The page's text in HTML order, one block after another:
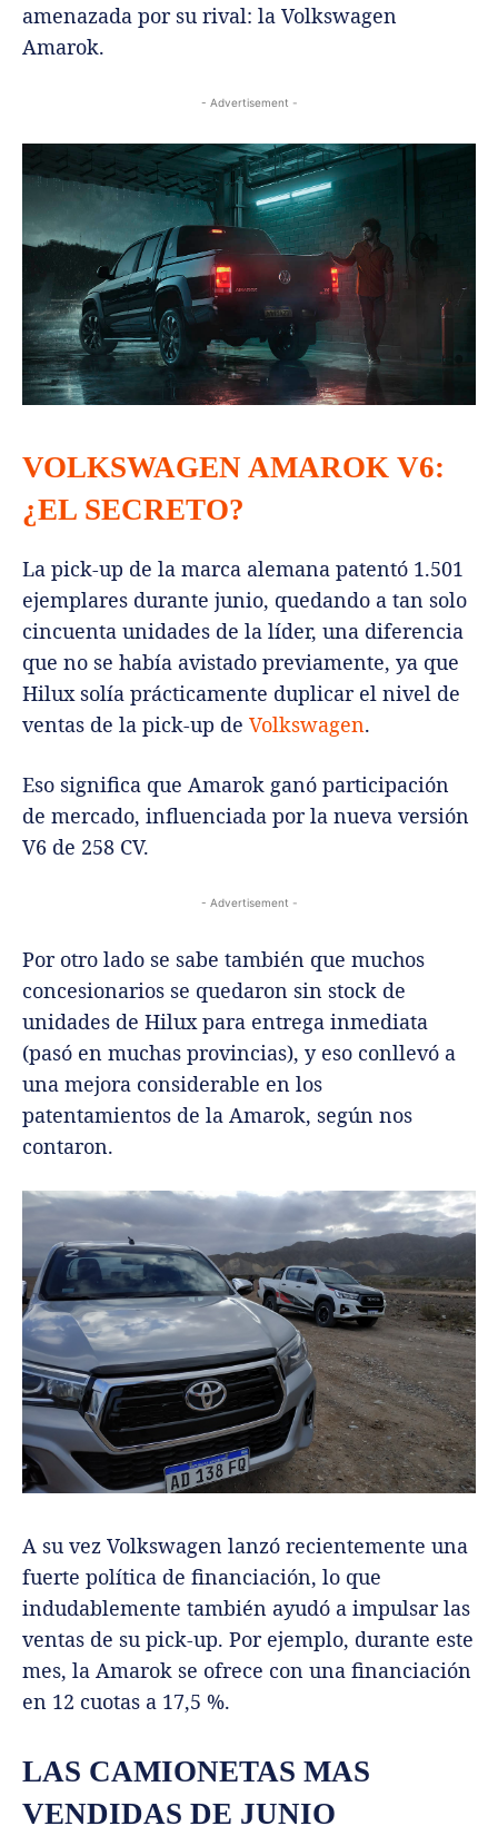
amenazada por su rival: la Volkswagen
Amarok.
- Advertisement -
VOLKSWAGEN AMAROK V6:
¿EL SECRETO?
La pick-up de la marca alemana patentó 1.501
ejemplares durante junio, quedando a tan solo
cincuenta unidades de la líder, una diferencia
que no se había avistado previamente, ya que
Hilux solía prácticamente duplicar el nivel de
ventas de la pick-up de Volkswagen.
Eso significa que Amarok ganó participación
de mercado, influenciada por la nueva versión
V6 de 258 CV.
- Advertisement -
Por otro lado se sabe también que muchos
concesionarios se quedaron sin stock de
unidades de Hilux para entrega inmediata
(pasó en muchas provincias), y eso conllevó a
una mejora considerable en los
patentamientos de la Amarok, según nos
contaron.
A su vez Volkswagen lanzó recientemente una
fuerte política de financiación, lo que
indudablemente también ayudó a impulsar las
ventas de su pick-up. Por ejemplo, durante este
mes, la Amarok se ofrece con una financiación
en 12 cuotas a 17,5 %.
LAS CAMIONETAS MAS
VENDIDAS DE JUNIO